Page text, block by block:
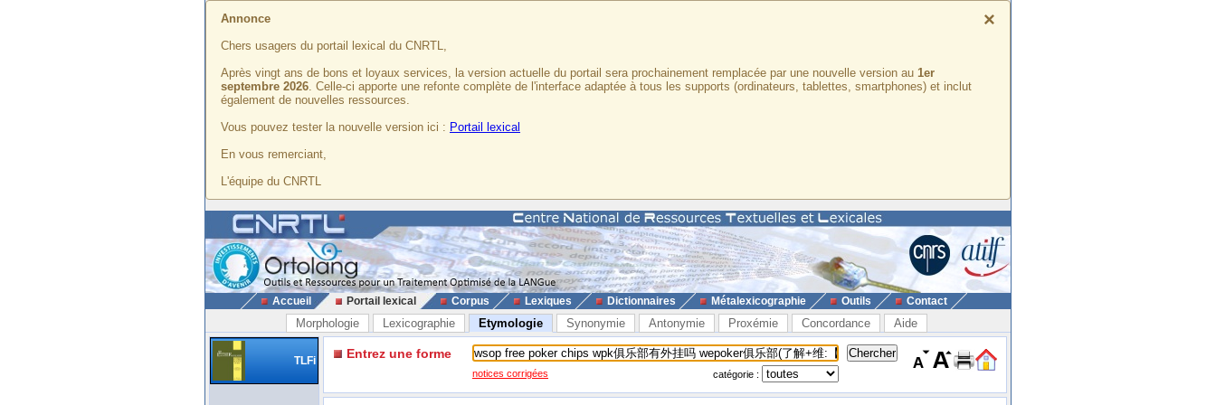
×
Annonce
Chers usagers du portail lexical du CNRTL,
Après vingt ans de bons et loyaux services, la version actuelle du portail sera prochainement remplacée par une nouvelle version au 1er
septembre 2026. Celle-ci apporte une refonte complète de l'interface adaptée à tous les supports (ordinateurs, tablettes, smartphones) et inclut
également de nouvelles ressources.
Vous pouvez tester la nouvelle version ici : Portail lexical
En vous remerciant,
L'équipe du CNRTL
Accueil Portail lexical Corpus Lexiques Dictionnaires Métalexicographie Outils Contact
Morphologie Lexicographie Etymologie Synonymie Antonymie Proxémie Concordance Aide
TLFi Entrez une forme
notices corrigées catégorie :